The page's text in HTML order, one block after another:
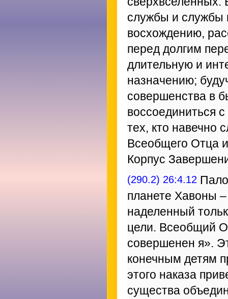
службы и службы
восхождению,
перед долгим
длительную и
назначению;
совершенства в
воссоединиться
тех, кто навечно
Всеобщего Отца
Корпус
(290.2) 26:4.12
планете Хавоны
наделенный
цели. Всеобщий
совершенен я».
конечным детям
этого наказа
существа